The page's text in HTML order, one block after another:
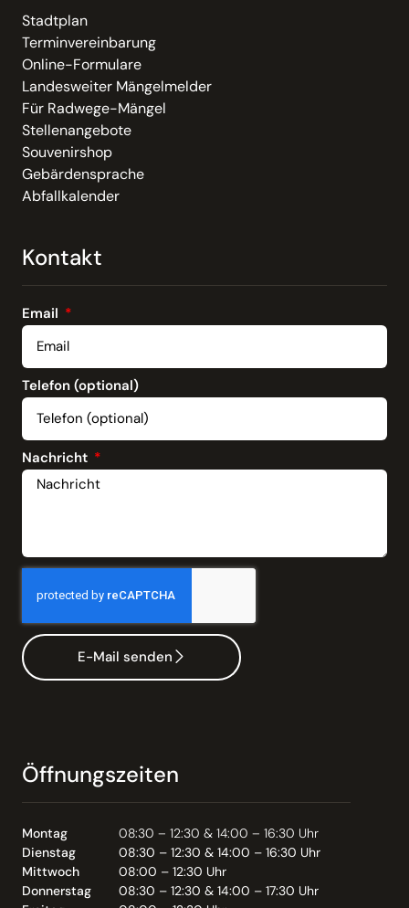
Stadtplan
Terminvereinbarung
Online-Formulare
Landesweiter Mängelmelder
Für Radwege-Mängel
Stellenangebote
Souvenirshop
Gebärdensprache
Abfallkalender
Kontakt
Email
Telefon (optional)
Nachricht
E-Mail senden
Öffnungszeiten
Montag
08:30 – 12:30 & 14:00 – 16:30 Uhr
Dienstag
08:30 – 12:30 & 14:00 – 16:30 Uhr
Mittwoch
08:00 – 12:30 Uhr
Donnerstag
08:30 – 12:30 & 14:00 – 17:30 Uhr